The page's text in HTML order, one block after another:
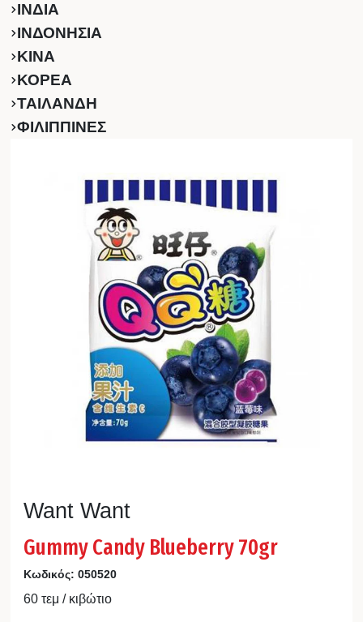
ΙΝΔΙΑ
ΙΝΔΟΝΗΣΙΑ
ΚINA
ΚΟΡΕΑ
ΤΑΙΛΑΝΔΗ
ΦΙΛΙΠΠΙΝΕΣ
Want Want
Gummy Candy Blueberry 70gr
Κωδικός: 050520
60 τεμ / κιβώτιο